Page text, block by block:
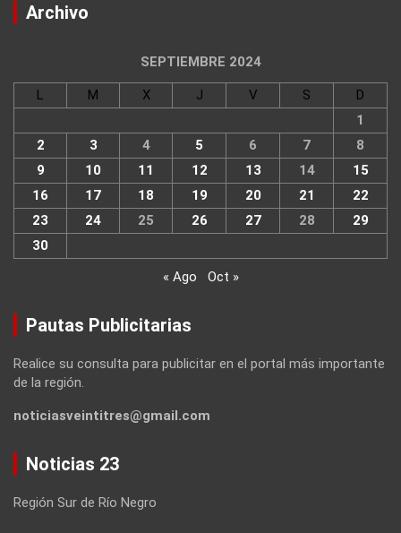
Archivo
SEPTIEMBRE 2024
L M X J V S
D
1
2
3 4 5 6 7
8
9
10 11 12 13 14
15
16
17 18 19 20 21
22
23
24 25 26 27 28
29
30
« Ago
Oct »
Pautas Publicitarias
Realice su consulta para publicitar en el portal más importante
de la región.
noticiasveintitres@gmail.com
Noticias 23
Región Sur de Río Negro